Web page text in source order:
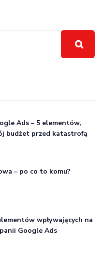
Ads – 5 elementów,
budżet przed katastrofą
– po co to komu?
wpływających na
Google Ads